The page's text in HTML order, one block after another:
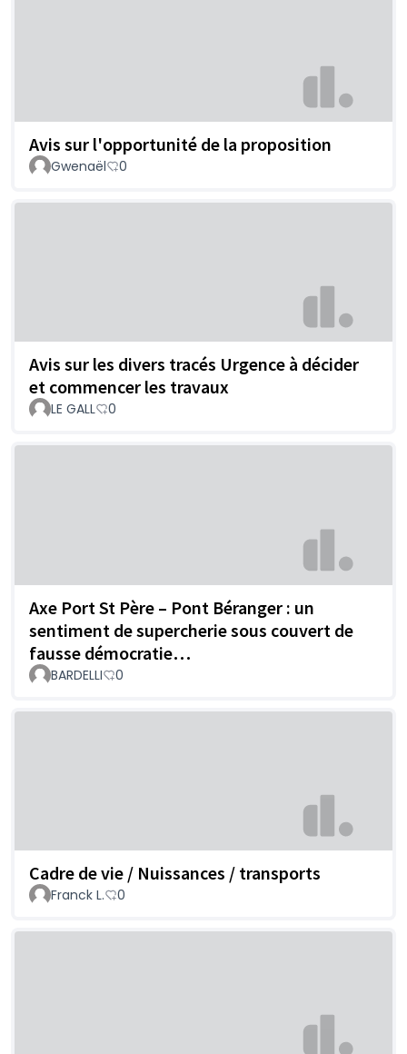
Avis sur l'opportunité de la proposition
Gwenaël 0
Avis sur les divers tracés Urgence à décider
et commencer les travaux
LE GALL 0
Axe Port St Père – Pont Béranger : un
sentiment de supercherie sous couvert de
fausse démocratie…
BARDELLI 0
Cadre de vie / Nuissances / transports
Franck L. 0